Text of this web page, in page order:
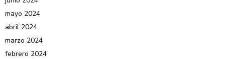
mayo 2024
abril 2024
marzo 2024
febrero 2024